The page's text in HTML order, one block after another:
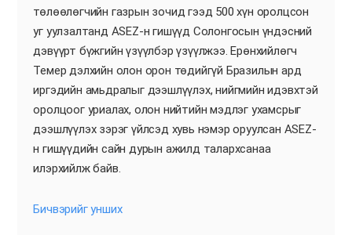
төлөөлөгчийн газрын зочид гээд 500 хүн оролцсон
уг уулзалтанд ASEZ-н гишүүд Солонгосын үндэсний
дэвүүрт бүжгийн үзүүлбэр үзүүлжээ. Ерөнхийлөгч
Темер дэлхийн олон орон төдийгүй Бразилын ард
иргэдийн амьдралыг дээшлүүлэх, нийгмийн идэвхтэй
оролцоог уриалах, олон нийтийн мэдлэг ухамсрыг
дээшлүүлэх зэрэг үйлсэд хувь нэмэр оруулсан ASEZ-
н гишүүдийн сайн дурын ажилд талархсанаа
илэрхийлж байв.
Бичвэрийг унших